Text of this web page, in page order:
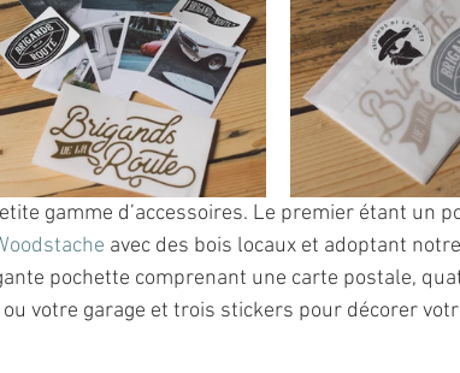
gamme d’accessoires. Le premier étant un
avec des bois locaux et adoptant
pochette comprenant une carte postale,
votre garage et trois stickers pour décorer